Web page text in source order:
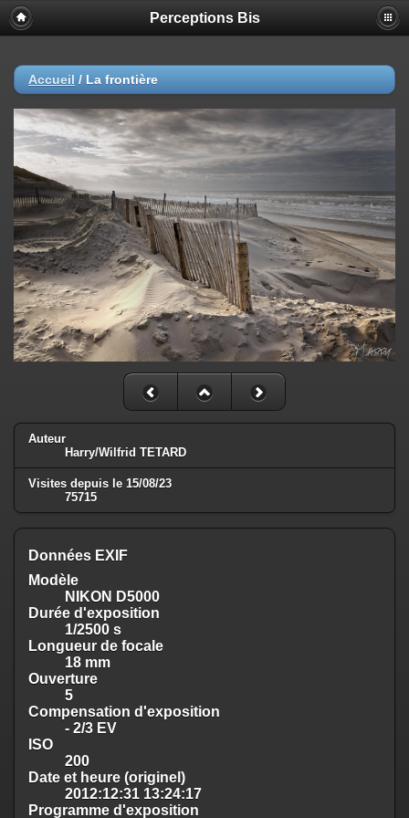
Perceptions Bis
Accueil / La frontière
Auteur
Harry/Wilfrid TETARD
Visites depuis le 15/08/23
75715
Données EXIF
Modèle
NIKON D5000
Durée d'exposition
1/2500 s
Longueur de focale
18 mm
Ouverture
5
Compensation d'exposition
- 2/3 EV
ISO
200
Date et heure (originel)
2012:12:31 13:24:17
Programme d'exposition